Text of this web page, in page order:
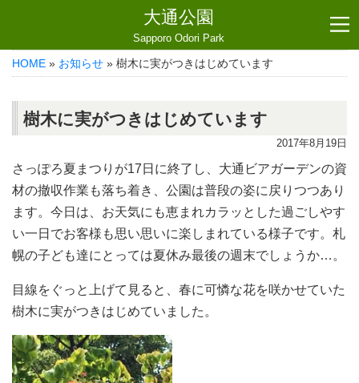
大通公園
Sapporo Odori Park
HOME » お知らせ » 樹木に実がつきはじめています
樹木に実がつきはじめています
2017年8月19日
さっぽろ夏まつりが17日に終了し、大通ビアガーデンの資
材の撤収作業も落ち着き、公園は普段の姿に戻りつつあり
ます。今日は、お天気にも恵まれカラッとした過ごしやす
い一日でお客様も思い思いに楽しまれている様子です。札
幌の子ども達にとっては夏休み最後の週末でしょうか…。
目線をぐっと上げて見ると、春に可憐な花を咲かせていた
樹木に実がつきはじめていました。